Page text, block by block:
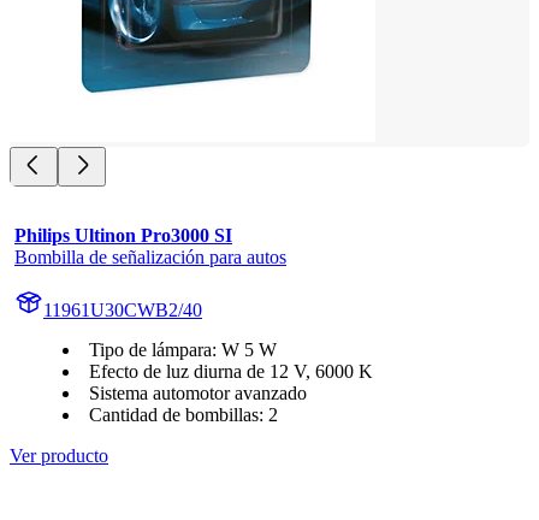
Philips Ultinon Pro3000 SI
Bombilla de señalización para autos
11961U30CWB2/40
Tipo de lámpara: W 5 W
Efecto de luz diurna de 12 V, 6000 K
Sistema automotor avanzado
Cantidad de bombillas: 2
Ver producto